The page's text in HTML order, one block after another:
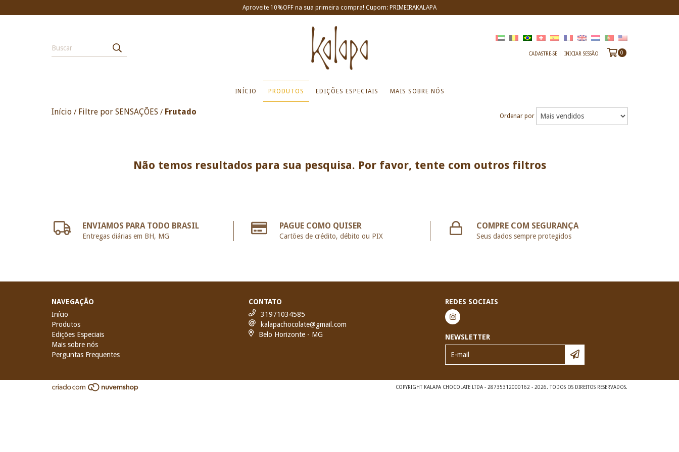
Aproveite 10%OFF na sua primeira compra! Cupom: PRIMEIRAKALAPA
CADASTRE-SE INICIAR SESSÃO 0
INÍCIO PRODUTOS EDIÇÕES ESPECIAIS MAIS SOBRE NÓS
Início / Filtre por SENSAÇÕES / Frutado Ordenar por
Não temos resultados para sua pesquisa. Por favor, tente com outros filtros
ENVIAMOS PARA TODO BRASIL
Entregas diárias em BH, MG
PAGUE COMO QUISER
Cartões de crédito, débito ou PIX
COMPRE COM SEGURANÇA
Seus dados sempre protegidos
NAVEGAÇÃO
Início
Produtos
Edições Especiais
Mais sobre nós
Perguntas Frequentes
CONTATO
31971034585
kalapachocolate@gmail.com
Belo Horizonte - MG
REDES SOCIAIS
NEWSLETTER
COPYRIGHT KALAPA CHOCOLATE LTDA - 28735312000162 - 2026. TODOS OS DIREITOS RESERVADOS.